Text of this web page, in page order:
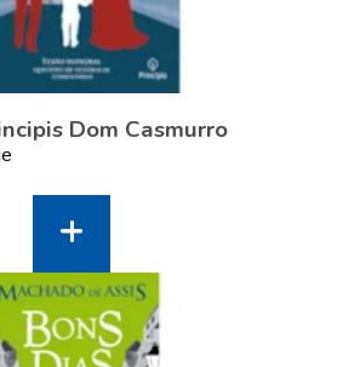
Dom Casmurro